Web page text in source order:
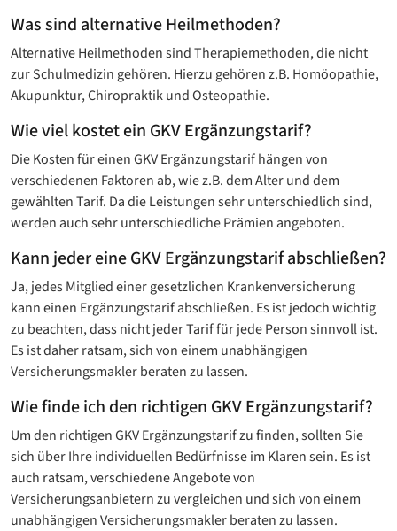
Was sind alternative Heilmethoden?
Alternative Heilmethoden sind Therapiemethoden, die nicht
zur Schulmedizin gehören. Hierzu gehören z.B. Homöopathie,
Akupunktur, Chiropraktik und Osteopathie.
Wie viel kostet ein GKV Ergänzungstarif?
Die Kosten für einen GKV Ergänzungstarif hängen von
verschiedenen Faktoren ab, wie z.B. dem Alter und dem
gewählten Tarif. Da die Leistungen sehr unterschiedlich sind,
werden auch sehr unterschiedliche Prämien angeboten.
Kann jeder eine GKV Ergänzungstarif abschließen?
Ja, jedes Mitglied einer gesetzlichen Krankenversicherung
kann einen Ergänzungstarif abschließen. Es ist jedoch wichtig
zu beachten, dass nicht jeder Tarif für jede Person sinnvoll ist.
Es ist daher ratsam, sich von einem unabhängigen
Versicherungsmakler beraten zu lassen.
Wie finde ich den richtigen GKV Ergänzungstarif?
Um den richtigen GKV Ergänzungstarif zu finden, sollten Sie
sich über Ihre individuellen Bedürfnisse im Klaren sein. Es ist
auch ratsam, verschiedene Angebote von
Versicherungsanbietern zu vergleichen und sich von einem
unabhängigen Versicherungsmakler beraten zu lassen.